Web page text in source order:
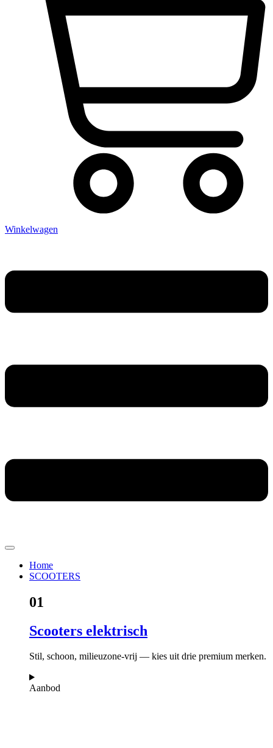
Winkelwagen
Home
SCOOTERS
01
Scooters elektrisch
Stil, schoon, milieuzone-vrij — kies uit drie premium merken.
Aanbod